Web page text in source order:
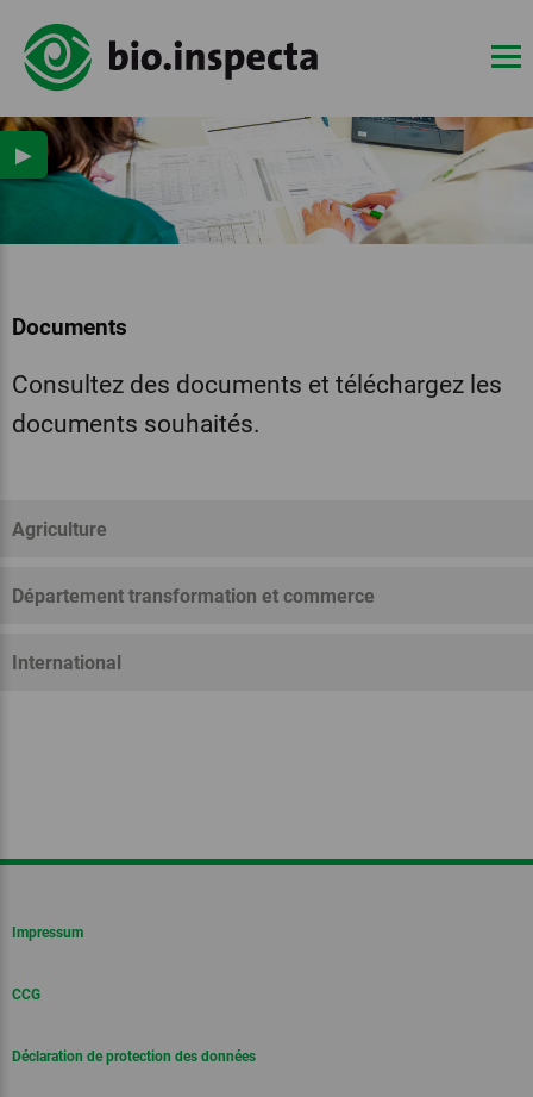
Documents
Consultez des documents et téléchargez les
documents souhaités.
Agriculture
Département transformation et commerce
International
▶
Impressum
CCG
Déclaration de protection des données